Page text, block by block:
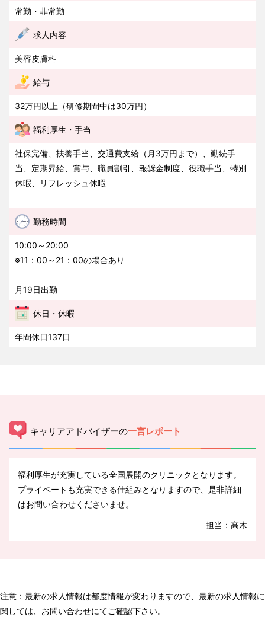
常勤・非常勤
求人内容
美容皮膚科
給与
32万円以上（研修期間中は30万円）
福利厚生・手当
社保完備、扶養手当、交通費支給（月3万円まで）、勤続手
当、定期昇給、賞与、職員割引、報奨金制度、役職手当、特別
休暇、リフレッシュ休暇
勤務時間
10:00～20:00
※11：00～21：00の場合あり
月19日出勤
休日・休暇
年間休日137日
キャリアアドバイザーの一言レポート
福利厚生が充実している全国展開のクリニックとなります。
プライベートも充実できる仕組みとなりますので、是非詳細
はお問い合わせくださいませ。
担当：高木
注意：最新の求人情報は都度情報が変わりますので、最新の求人情報に
関しては、お問い合わせにてご確認下さい。